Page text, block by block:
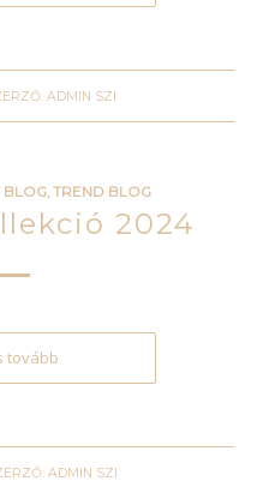
ADMIN SZI
BLOG,TREND BLOG
2024
tovább
ADMIN SZI